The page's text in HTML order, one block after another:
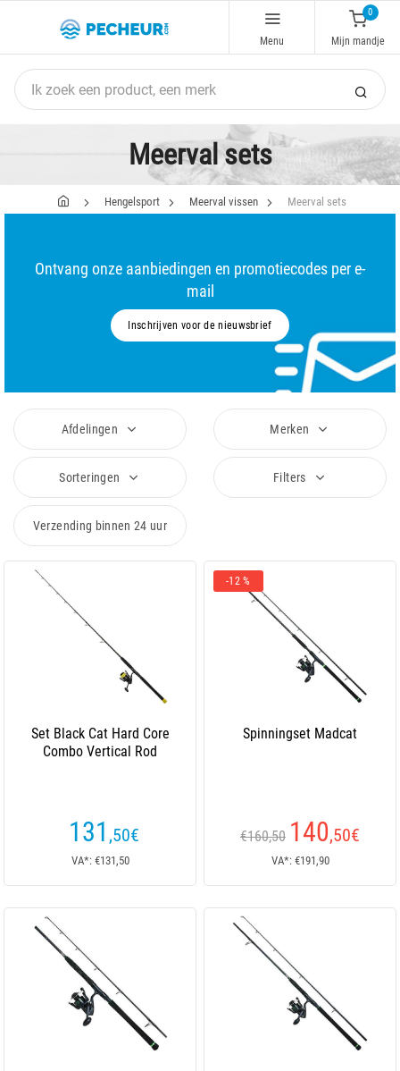
Menu
0
Mijn mandje
Meerval sets
Hengelsport Meerval vissen Meerval sets
Ontvang onze aanbiedingen en promotiecodes per e-
mail
Inschrijven voor de nieuwsbrief
Afdelingen Merken
Sorteringen Filters
Verzending binnen 24 uur
Set Black Cat Hard Core
Combo Vertical Rod
131 ,50€
VA*: €131,50
-12 %
Spinningset Madcat
€160,50 140,50€
VA*: €191,90